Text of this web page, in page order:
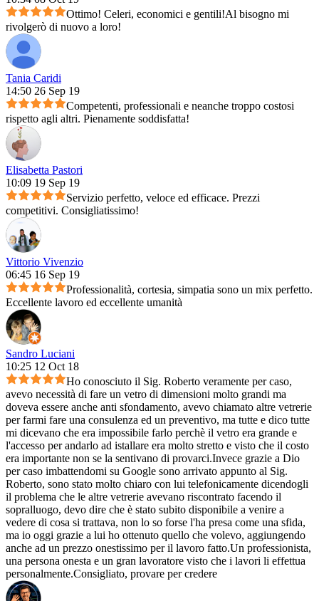
Ottimo! Celeri, economici e gentili!Al bisogno mi
rivolgerò di nuovo a loro!
Tania Caridi
14:50 26 Sep 19
Competenti, professionali e neanche troppo costosi
rispetto agli altri. Pienamente soddisfatta!
Elisabetta Pastori
10:09 19 Sep 19
Servizio perfetto, veloce ed efficace. Prezzi
competitivi. Consigliatissimo!
Vittorio Vivenzio
06:45 16 Sep 19
Professionalità, cortesia, simpatia sono un mix perfetto.
Eccellente lavoro ed eccellente umanità
Sandro Luciani
10:25 12 Oct 18
Ho conosciuto il Sig. Roberto veramente per caso,
avevo necessità di fare un vetro di dimensioni molto grandi ma
doveva essere anche anti sfondamento, avevo chiamato altre vetrerie
per farmi fare una consulenza ed un preventivo, ma tutte e dico tutte
mi dicevano che era impossibile farlo perchè il vetro era grande e
l'accesso per andarlo ad istallare era molto stretto e visto che il costo
era importante non se la sentivano di provarci.Invece grazie a Dio
per caso imbattendomi su Google sono arrivato appunto al Sig.
Roberto, sono stato molto chiaro con lui telefonicamente dicendogli
il problema che le altre vetrerie avevano riscontrato facendo il
sopralluogo, devo dire che è stato subito disponibile a venire a
vedere di cosa si trattava, non lo so forse l'ha presa come una sfida,
ma io oggi grazie a lui ho ottenuto quello che volevo, aggiungendo
anche ad un prezzo onestissimo per il lavoro fatto.Un professionista,
una persona onesta e un gran lavoratore visto che i lavori li effettua
personalmente.Consigliato, provare per credere